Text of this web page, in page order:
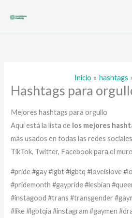
Inicio hashtags
Hashtags para
Mejores hashtags para orgullo
Aquí está la lista de los mejores
más usados en todas las redes
TikTok, Twitter, Facebook para el
#pride #gay #lgbt #lgbtq #loveislove
#pridemonth #gaypride #lesbian
#instagood #trans #transgender
#like #lgbtqia #instagram #gaymen